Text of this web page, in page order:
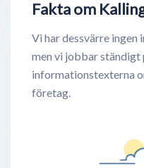
Fakta om
Vi har dessvärre ingen
men vi jobbar ständigt
informationstexterna
företag.